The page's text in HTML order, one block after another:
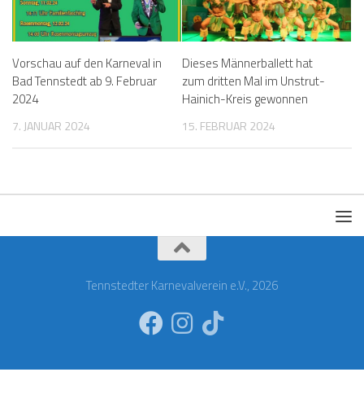
Vorschau auf den Karneval in
Bad Tennstedt ab 9. Februar
2024
7. JANUAR 2024
Dieses Männerballett hat
zum dritten Mal im Unstrut-
Hainich-Kreis gewonnen
15. FEBRUAR 2024
Tennstedter Karnevalverein e.V., 2026